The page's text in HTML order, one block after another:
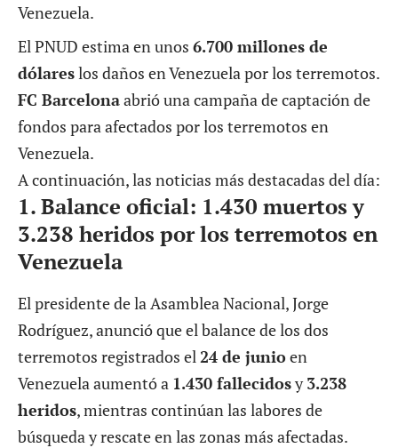
Venezuela.
El PNUD estima en unos 6.700 millones de
dólareslos daños en Venezuela por los terremotos.
FC Barcelonaabrió una campaña de captación de
fondos para afectados por los terremotos en
Venezuela.
A continuación, las noticias más destacadas del día:
1.Balance oficial: 1.430 muertos y
3.238 heridos por los terremotos en
Venezuela
El presidente de la Asamblea Nacional, Jorge
Rodríguez, anunció que el balance de los dos
terremotos registrados el 24 de junioen
Venezuela aumentó a 1.430 fallecidosy3.238
heridos, mientras continúan las labores de
búsqueda y rescate en las zonas más afectadas.